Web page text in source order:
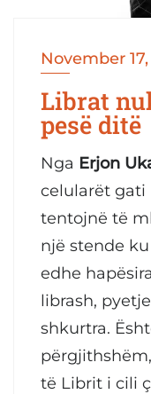
November 17,
Librat
pesë ditë
Nga Erjon
celularët gati
tentojnë të
një stende
edhe
librash,
shkurtra.
të Librit i cili